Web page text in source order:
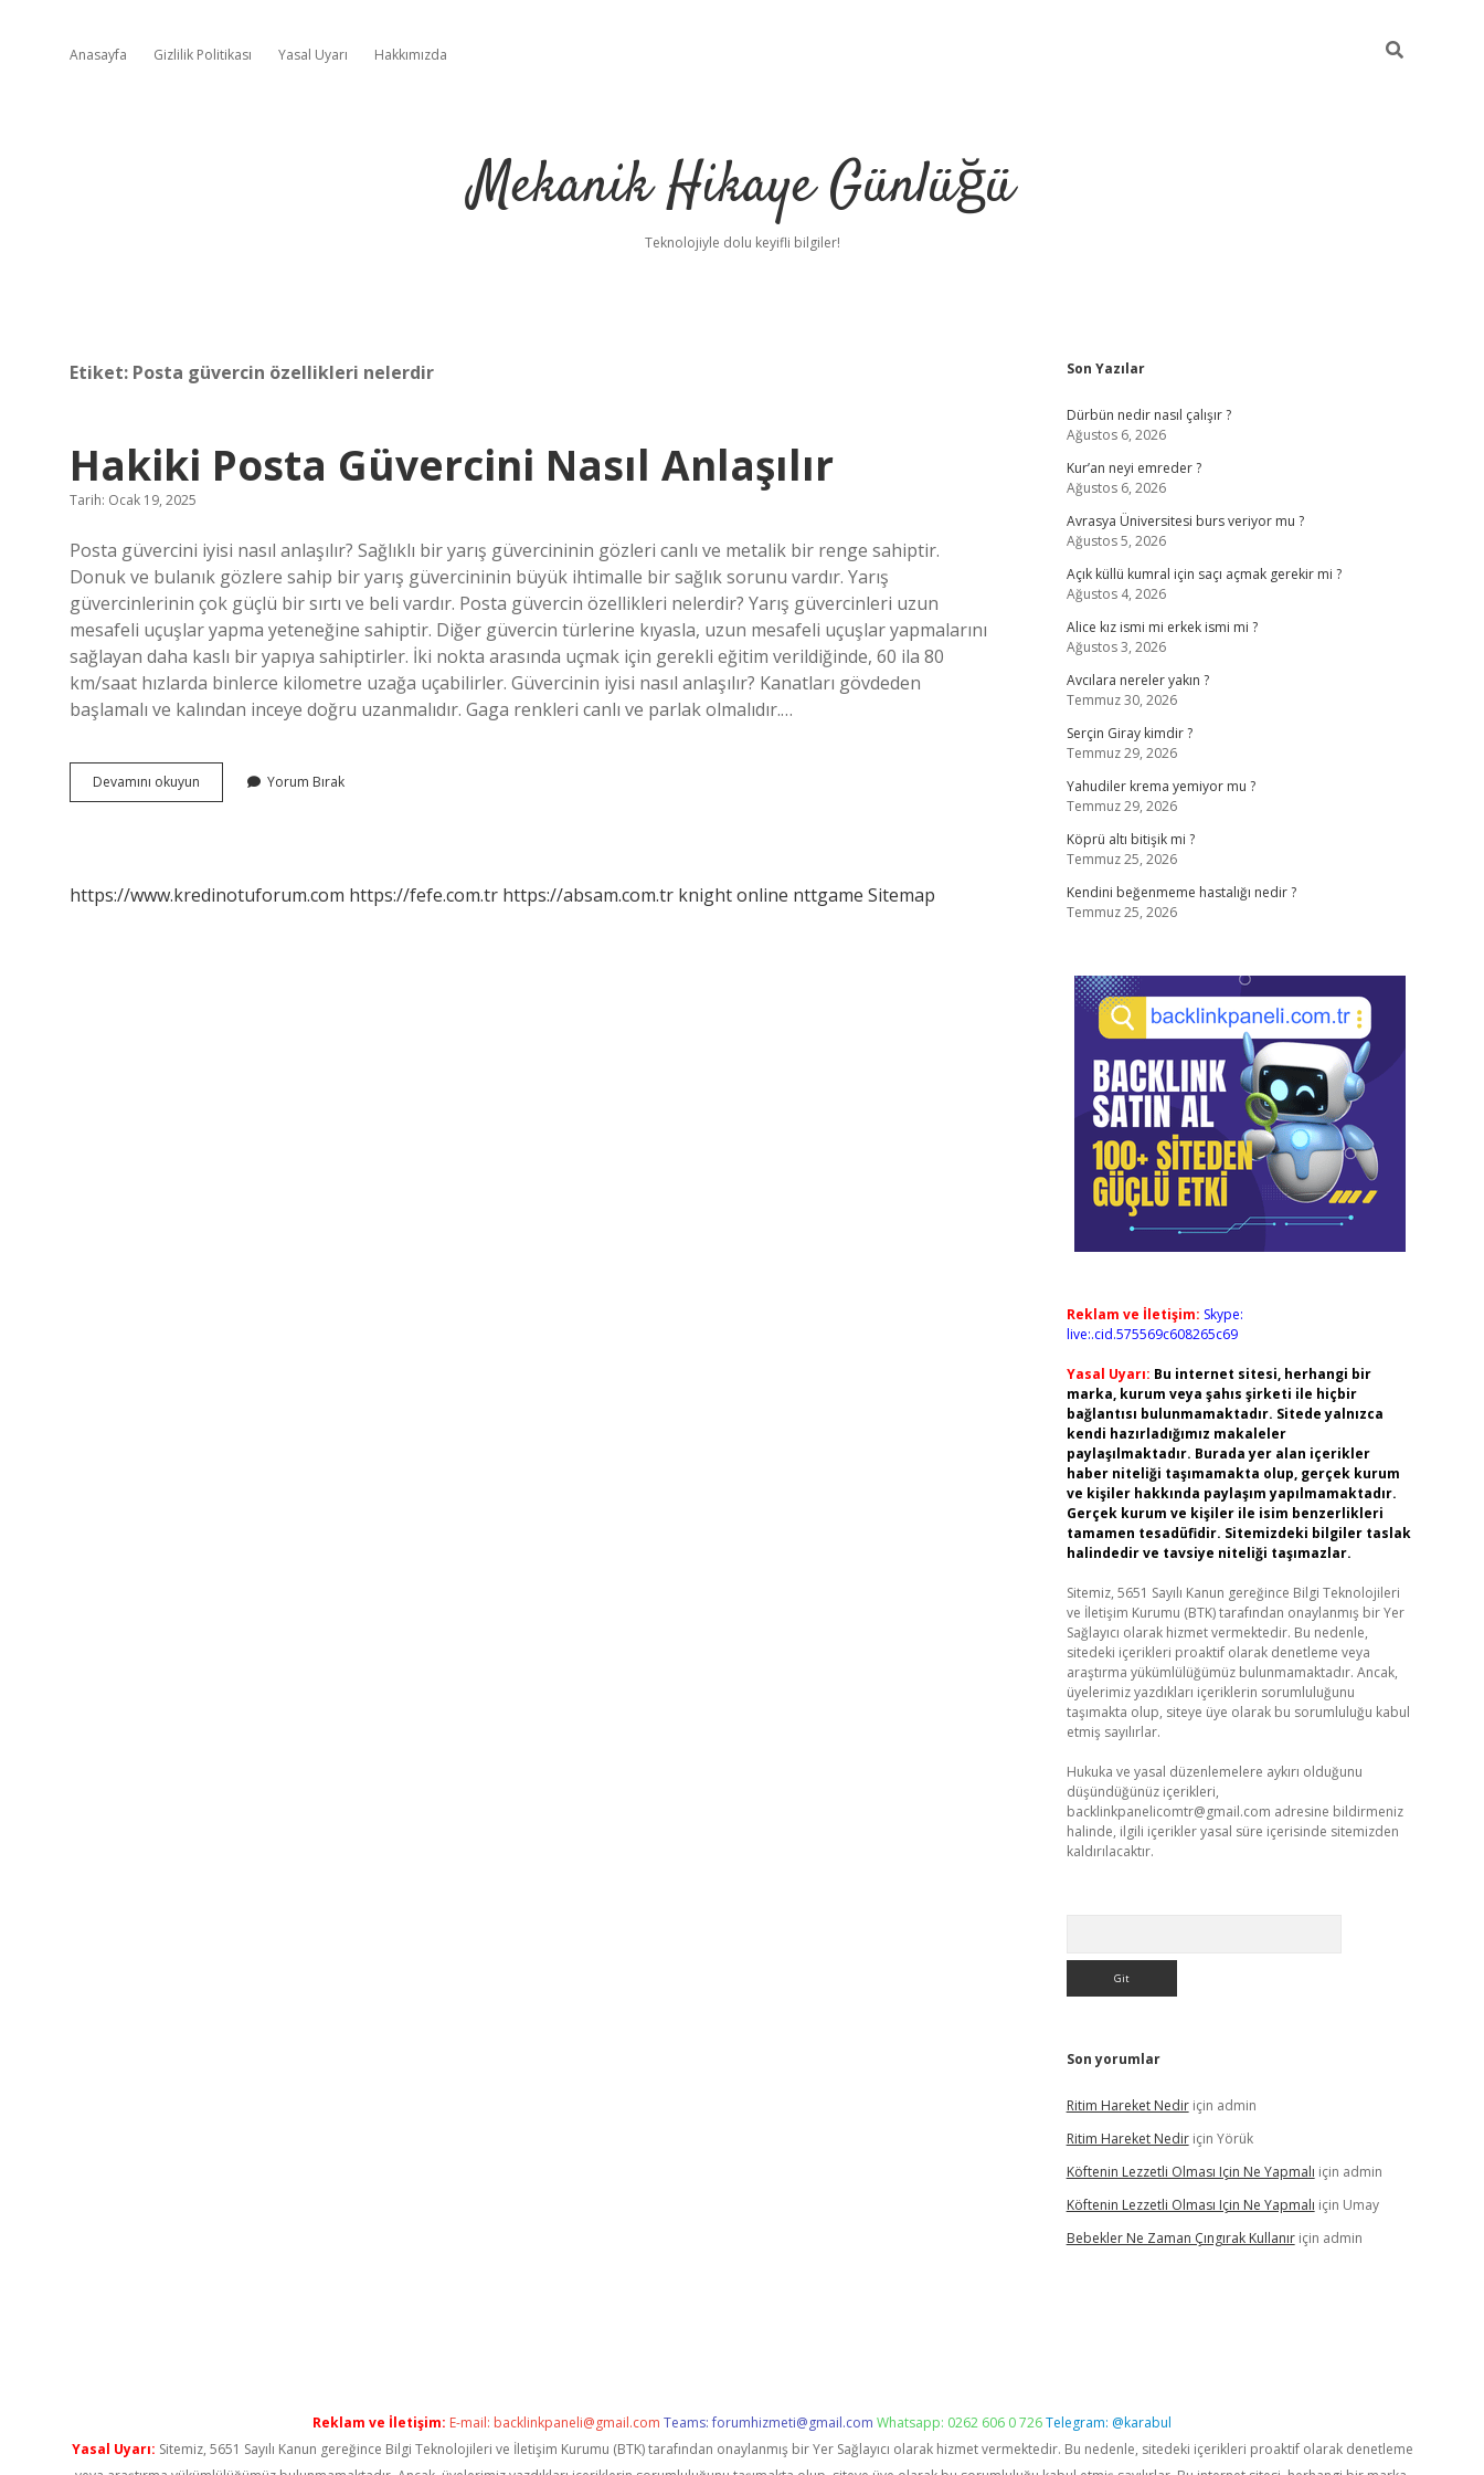
Anasayfa Gizlilik Politikası Yasal Uyarı Hakkımızda
Mekanik Hikaye Günlüğü
Teknolojiyle dolu keyifli bilgiler!
Etiket: Posta güvercin özellikleri nelerdir
Hakiki Posta Güvercini Nasıl Anlaşılır
Tarih: Ocak 19, 2025
Posta güvercini iyisi nasıl anlaşılır? Sağlıklı bir yarış güvercininin gözleri canlı ve metalik bir renge sahiptir.
Donuk ve bulanık gözlere sahip bir yarış güvercininin büyük ihtimalle bir sağlık sorunu vardır. Yarış
güvercinlerinin çok güçlü bir sırtı ve beli vardır. Posta güvercin özellikleri nelerdir? Yarış güvercinleri uzun
mesafeli uçuşlar yapma yeteneğine sahiptir. Diğer güvercin türlerine kıyasla, uzun mesafeli uçuşlar yapmalarını
sağlayan daha kaslı bir yapıya sahiptirler. İki nokta arasında uçmak için gerekli eğitim verildiğinde, 60 ila 80
km/saat hızlarda binlerce kilometre uzağa uçabilirler. Güvercinin iyisi nasıl anlaşılır? Kanatları gövdeden
başlamalı ve kalından inceye doğru uzanmalıdır. Gaga renkleri canlı ve parlak olmalıdır.…
Devamını okuyun
Posta
Yorum Bırak
https://www.kredinotuforum.com https://fefe.com.tr https://absam.com.tr knight online nttgame Sitemap
Sidebar
Son Yazılar
Dürbün nedir nasıl çalışır ?
Ağustos 6, 2026
Kur’an neyi emreder ?
Ağustos 6, 2026
Avrasya Üniversitesi burs veriyor mu ?
Ağustos 5, 2026
Açık küllü kumral için saçı açmak gerekir mi ?
Ağustos 4, 2026
Alice kız ismi mi erkek ismi mi ?
Ağustos 3, 2026
Avcılara nereler yakın ?
Temmuz 30, 2026
Serçin Giray kimdir ?
Temmuz 29, 2026
Yahudiler krema yemiyor mu ?
Temmuz 29, 2026
Köprü altı bitişik mi ?
Temmuz 25, 2026
Kendini beğenmeme hastalığı nedir ?
Temmuz 25, 2026
Reklam ve İletişim: Skype:
live:.cid.575569c608265c69
Yasal Uyarı: Bu internet sitesi, herhangi bir
marka, kurum veya şahıs şirketi ile hiçbir
bağlantısı bulunmamaktadır. Sitede yalnızca
kendi hazırladığımız makaleler
paylaşılmaktadır. Burada yer alan içerikler
haber niteliği taşımamakta olup, gerçek kurum
ve kişiler hakkında paylaşım yapılmamaktadır.
Gerçek kurum ve kişiler ile isim benzerlikleri
tamamen tesadüfidir. Sitemizdeki bilgiler taslak
halindedir ve tavsiye niteliği taşımazlar.
Sitemiz, 5651 Sayılı Kanun gereğince Bilgi Teknolojileri
ve İletişim Kurumu (BTK) tarafından onaylanmış bir Yer
Sağlayıcı olarak hizmet vermektedir. Bu nedenle,
sitedeki içerikleri proaktif olarak denetleme veya
araştırma yükümlülüğümüz bulunmamaktadır. Ancak,
üyelerimiz yazdıkları içeriklerin sorumluluğunu
taşımakta olup, siteye üye olarak bu sorumluluğu kabul
etmiş sayılırlar.
Hukuka ve yasal düzenlemelere aykırı olduğunu
düşündüğünüz içerikleri,
backlinkpanelicomtr@gmail.com adresine bildirmeniz
halinde, ilgili içerikler yasal süre içerisinde sitemizden
kaldırılacaktır.
Son yorumlar
Ritim Hareket Nediriçin admin
Ritim Hareket Nediriçin Yörük
Köftenin Lezzetli Olması Için Ne Yapmalı için admin
Köftenin Lezzetli Olması Için Ne Yapmalı için Umay
Bebekler Ne Zaman Çıngırak Kullanıriçin admin
Reklam ve İletişim: E-mail: backlinkpaneli@gmail.com Teams:forumhizmeti@gmail.com Whatsapp: 0262 606 0 726Telegram: @karabul
Yasal Uyarı: Sitemiz, 5651 Sayılı Kanun gereğince Bilgi Teknolojileri ve İletişim Kurumu (BTK) tarafından onaylanmış bir Yer Sağlayıcı olarak hizmet vermektedir. Bu nedenle, sitedeki içerikleri proaktif olarak denetleme